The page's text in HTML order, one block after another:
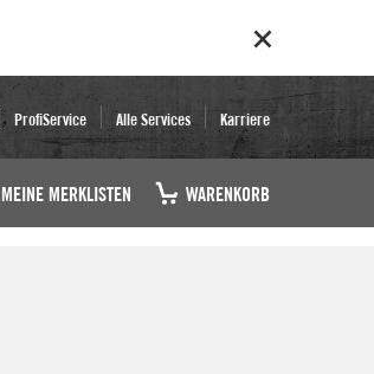
ProfiService Alle Services Karriere
MEINE MERKLISTEN WARENKORB